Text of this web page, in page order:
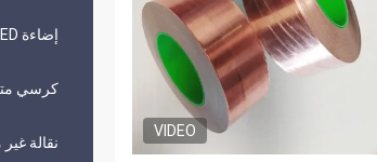
إضاءة LED للتصوير بالرنين المغناطيسي
كرسي
نقالة
VIDEO